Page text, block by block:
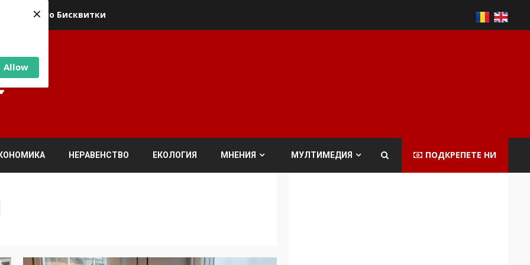
Allow
×
относно Бисквитки
НЕРАВЕНСТВО ЕКОЛОГИЯ МНЕНИЯ МУЛТИМЕДИЯ ПОДКРЕПЕТЕ НИ